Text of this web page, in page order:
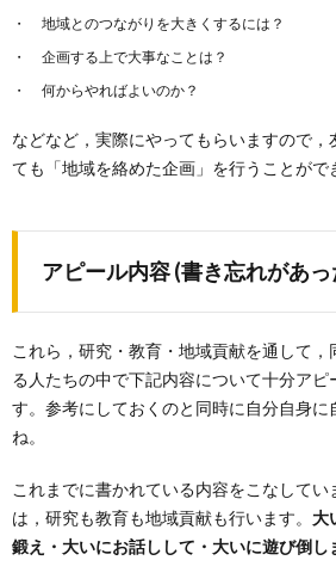
地域とのつながりを大きくするには？
企画する上で大事なことは？
何からやればよいのか？
などなど，実際にやってもらいますので，
ても「地域を絡めた企画」を行うことがで
アピール内容 (書き忘れがあ
これら，研究・教育・地域貢献を通して
る人たちの中で下記内容について十分アピ
す。参考にしておくのと同時に自分自身に
ね。
これまでに書かれている内容をこなして
は，研究も教育も地域貢献も行います。 大
鍛え・大いにお話しして・大いに遊び倒し